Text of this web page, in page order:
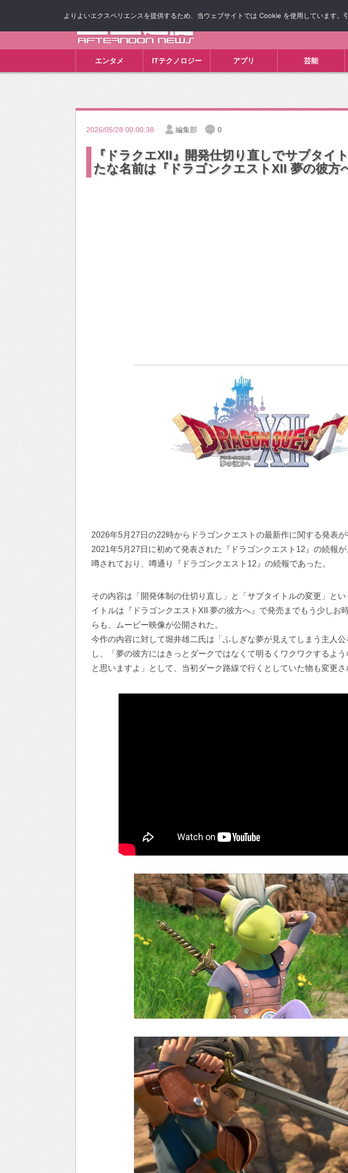
エンタメ ITテクノロジー アプリ 芸能
2026/05/28 00:00:38 編集部 0
『ドラクエXII』開発仕切り直しでサブタ
たな名前は『ドラゴンクエストXII 夢の彼方
2026年5月27日の22時からドラゴンクエストの最新作に関する発表
2021年5月27日に初めて発表された『ドラゴンクエスト12』の続報
噂されており、噂通り『ドラゴンクエスト12』の続報であった。
その内容は「開発体制の仕切り直し」と「サブタイトルの変更」と
イトルは『ドラゴンクエストXII 夢の彼方へ』で発売までもう少しお
らも、ムービー映像が公開された。
今作の内容に対して堀井雄二氏は「ふしぎな夢が見えてしまう主人
し、「夢の彼方にはきっとダークではなくて明るくワクワクするよ
と思いますよ」として、当初ダーク路線で行くとしていた物も変更さ
よりよいエクスペリエンスを提供するため、当ウェブサイトでは Cookie を使用しています